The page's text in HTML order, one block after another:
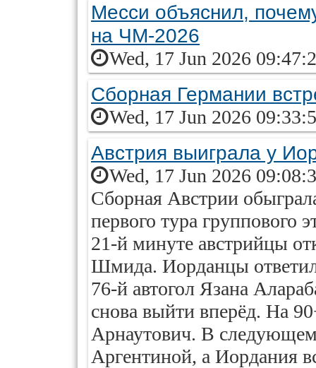
Месси объяснил,
на ЧМ-2026
Wed, 17 Jun 2026
Сборная Германии
Wed, 17 Jun 2026
Австрия выиграла у
Wed, 17 Jun 2026
Сборная Австрии
первого тура группового
21-й минуте австрийцы
Шмида. Иорданцы
76-й автогол Язана
снова выйти вперёд. На
Арнаутович. В
Аргентиной, а Иордания